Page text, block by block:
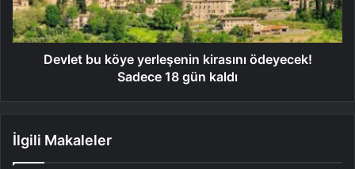
Devlet bu köye yerleşenin kirasını ödeyecek!
Sadece 18 gün kaldı
İlgili Makaleler